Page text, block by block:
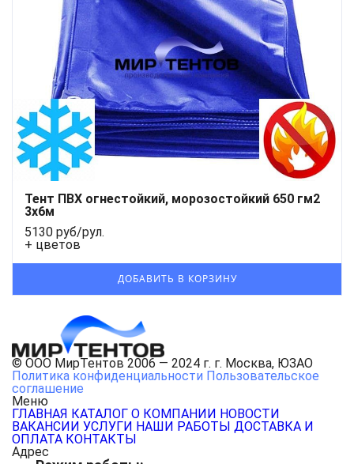
Тент ПВХ огнестойкий, морозостойкий 650 гм2
3х6м
5130 руб/рул.
+ цветов
© ООО МирТентов 2006 — 2024 г. г. Москва, ЮЗАО
Политика конфиденциальности Пользовательское
соглашение
Меню
ГЛАВНАЯ КАТАЛОГ О КОМПАНИИ НОВОСТИ
ВАКАНСИИ УСЛУГИ НАШИ РАБОТЫ ДОСТАВКА И
ОПЛАТА КОНТАКТЫ
Адрес